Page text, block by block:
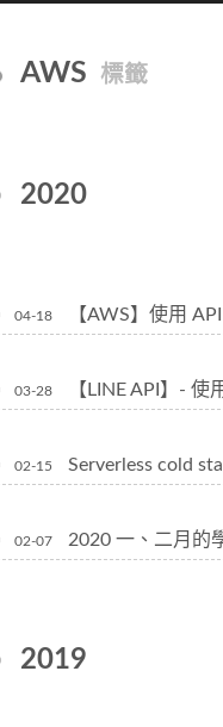
AWS 標籤
2020
04-18 【AWS】使用
03-28 【LINE API】-
02-15 Serverless cold
02-07 2020 一、二月的
2019